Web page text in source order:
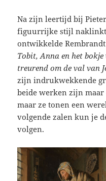
Na zijn leertijd bij
figuurrijke stijl
ontwikkelde
Tobit, Anna en het bokje
treurend om de val van
zijn indrukwekkende
beide werken zijn
maar ze tonen een
volgende zalen kun je
volgen.